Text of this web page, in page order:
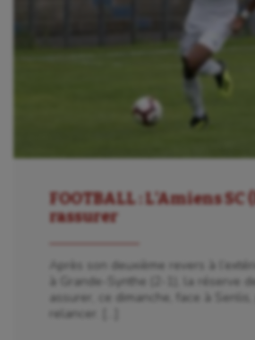
FOOTBALL : L’Amiens SC
rassurer
Après son deuxième revers à
à Grande-Synthe (2-1), la réserve
assurer, ce dimanche, face à
relancer. […]